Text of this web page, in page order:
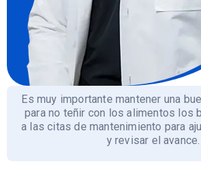
Es muy importante mantener una
para no teñir con los alimentos los
a las citas de mantenimiento para
y revisar el avance.